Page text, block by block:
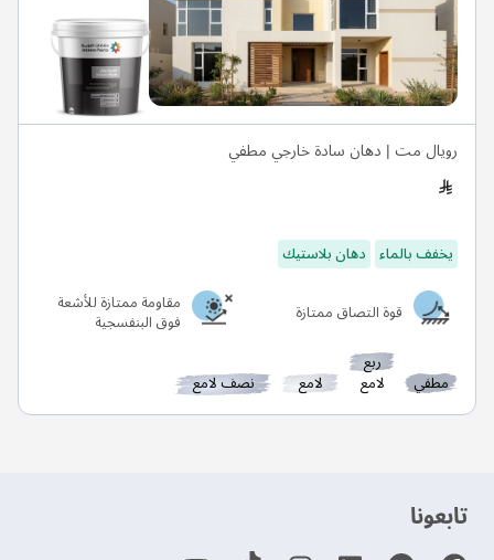
رويال مت | دهان سادة خارجي مطفي
يخفف بالماء دهان بلاستيك
قوة التصاق ممتازة
مقاومة ممتازة للأشعة
فوق البنفسجية
مطفي
ربع
لامع لامع نصف لامع
‫تابعونا‬